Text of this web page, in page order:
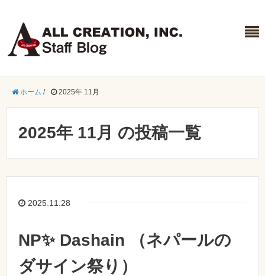
ホーム / 2025年 11月
2025年 11月 の投稿一覧
2025.11.28
NP✨ Dashain ‍‍‍（ネパールの
ダサイン祭り）